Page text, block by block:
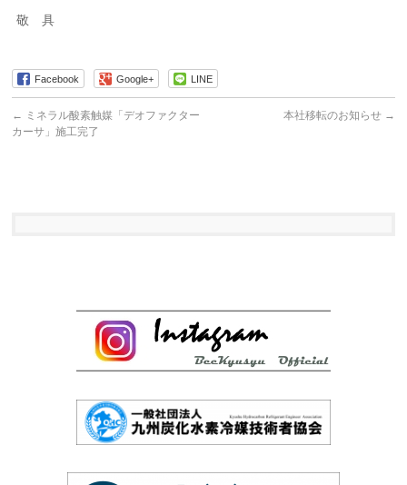
敬 具
Facebook Google+ LINE
← ミネラル酸素触媒「デオファクター
カーサ」施工完了
本社移転のお知らせ →